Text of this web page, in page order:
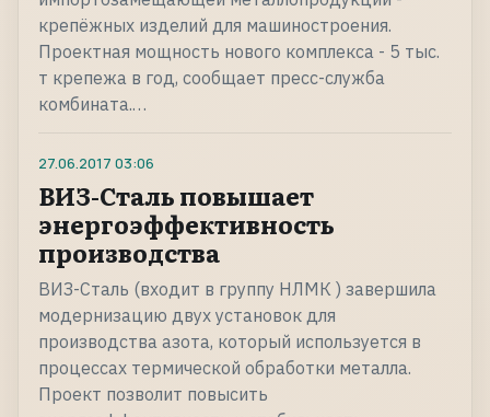
крепёжных изделий для машиностроения.
Проектная мощность нового комплекса - 5 тыс.
т крепежа в год, сообщает пресс-служба
комбината.…
27.06.2017 03:06
ВИЗ-Сталь повышает
энергоэффективность
производства
ВИЗ-Сталь (входит в группу НЛМК ) завершила
модернизацию двух установок для
производства азота, который используется в
процессах термической обработки металла.
Проект позволит повысить